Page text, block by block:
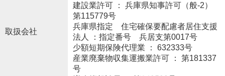
取扱会社
建設業許可 ： 兵庫県知事許可（般-2）
第115779号
兵庫県指定 住宅確保要配慮者居住支援
法人 ：指定番号 兵居支第0017号
少額短期保険代理業 ： 632333号
産業廃棄物収集運搬業許可 ： 第181337
号